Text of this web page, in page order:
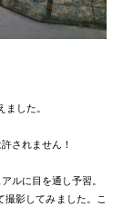
した。
されません！
ルに目を通し予習。
撮影してみました。こ